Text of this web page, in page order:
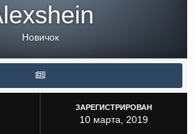
Новичок
ЗАРЕГИСТРИРОВАН
10 марта, 2019